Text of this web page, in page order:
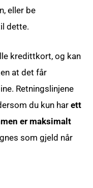
eller be
dette.
kredittkort, og kan
at det får
Retningslinjene
du kun harett
er maksimalt
som gjeld når